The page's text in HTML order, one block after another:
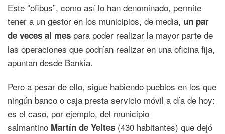
Este “ofibus”, como así lo han denominado, permite
tener a un gestor en los municipios, de media, un par
de veces al mes para poder realizar la mayor parte de
las operaciones que podrían realizar en una oficina fija,
apuntan desde Bankia.
Pero a pesar de ello, sigue habiendo pueblos en los que
ningún banco o caja presta servicio móvil a día de hoy:
es el caso, por ejemplo, del municipio
salmantino Martín de Yeltes (430 habitantes) que dejó